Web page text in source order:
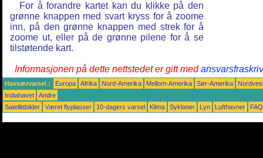
For å forandre kartet kan du klikke på den
grønne knappen med svart kryss for å zoome
inn, på den grønne knappen med strek for å
zoome ut, eller på de grønne pilene for å se
tilstøtende kart.
Informasjonen på dette nettstedet er gitt med
Havværvarsel : Europa Afrika Nord-Amerika Mellom-Amerika Sør-Amerika
Indiahavet
Andre
Satellittbilder
Været flyplasser 10-dagers varsel Klima Sykloner Lyn Lufthavner FAQ